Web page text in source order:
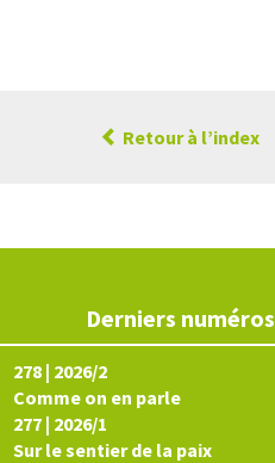
Retour à l’index
Derniers numéros
278 | 2026/2
Comme on en parle
277 | 2026/1
Sur le sentier de la paix